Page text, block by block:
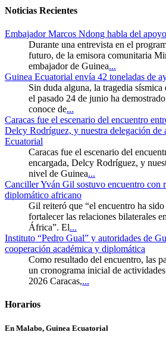
Noticias Recientes
Embajador Marcos Ndong habla del
Durante una entrevista en el
futuro, de la emisora comunitaria
embajador de Guinea...
Guinea Ecuatorial envía 42 toneladas de
Sin duda alguna, la tragedia sísmica
el pasado 24 de junio ha
conoce de...
Caracas fue el escenario del encuentro
Delcy Rodríguez, y nuestra delegación de
Ecuatorial
Caracas fue el escenario del
encargada, Delcy Rodríguez, y
nivel de Guinea...
Canciller Yván Gil sostuvo encuentro con
diplomático africano
Gil reiteró que “el encuentro ha
fortalecer las relaciones bilaterales
África”. El...
Instituto “Pedro Gual” y autoridades de
cooperación académica y diplomática
Como resultado del encuentro, las
un cronograma inicial de
2026 Caracas,...
Horarios
En Malabo, Guinea Ecuatorial